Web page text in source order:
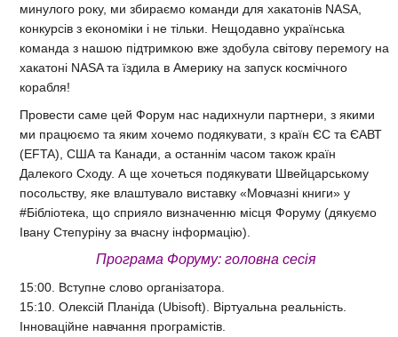
минулого року, ми збираємо команди для хакатонів NASA,
конкурсів з економіки і не тільки. Нещодавно українська
команда з нашою підтримкою вже здобула світову перемогу на
хакатоні NASA та їздила в Америку на запуск космічного
корабля!
Провести саме цей Форум нас надихнули партнери, з якими
ми працюємо та яким хочемо подякувати, з країн ЄС та ЄАВТ
(EFTA), США та Канади, а останнім часом також країн
Далекого Сходу. А ще хочеться подякувати Швейцарському
посольству, яке влаштувало виставку «Мовчазні книги» у
#Бібліотека, що сприяло визначенню місця Форуму (дякуємо
Івану Степуріну за вчасну інформацію).
Програма Форуму: головна сесія
15:00. Вступне слово організатора.
15:10. Олексій Планіда (Ubisoft). Віртуальна реальність.
Інноваційне навчання програмістів.